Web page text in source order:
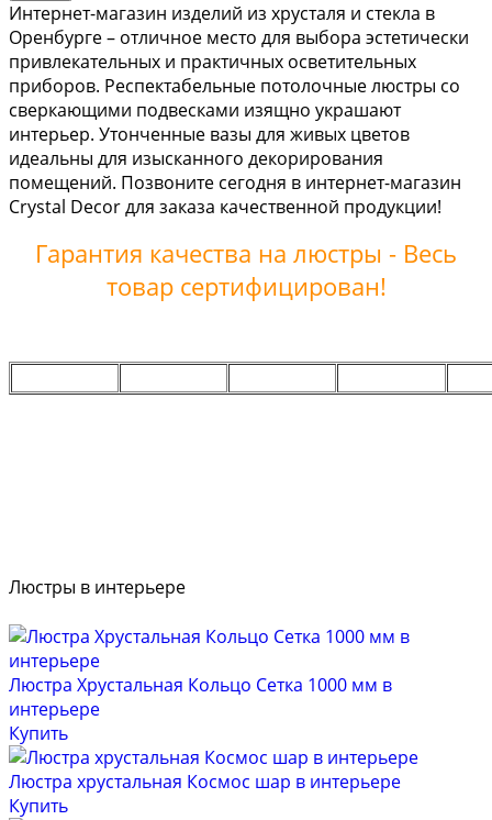
Интернет-магазин изделий из хрусталя и стекла в
Оренбурге – отличное место для выбора эстетически
привлекательных и практичных осветительных
приборов. Респектабельные потолочные люстры со
сверкающими подвесками изящно украшают
интерьер. Утонченные вазы для живых цветов
идеальны для изысканного декорирования
помещений. Позвоните сегодня в интернет-магазин
Crystal Decor для заказа качественной продукции!
Гарантия качества на люстры - Весь
товар сертифицирован!
Люстры в интерьере
Люстра Хрустальная Кольцо Сетка 1000 мм в
интерьере
Купить
Люстра хрустальная Космос шар в интерьере
Купить